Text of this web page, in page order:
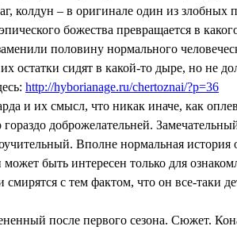
колдун – в оригинале один из злобных
божества превращается в
половину нормального
сидят в какой-то дыре, но не
http://hyborianage.ru/chertoznai/?p=36
и их смысл, что никак иначе, как
доброжелательней.
Вполне нормальная история
быть интересен только для
с тем фактом, что он все-таки
после первого сезона. Сюжет.